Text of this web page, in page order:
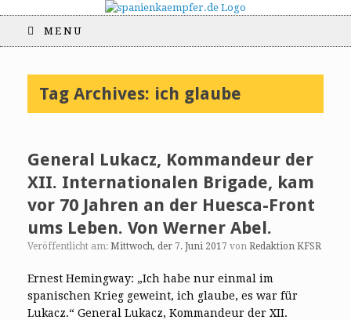
MENU
Tag Archives: ich glaube
General Lukacz, Kommandeur der
XII. Internationalen Brigade, kam
vor 70 Jahren an der Huesca-Front
ums Leben. Von Werner Abel.
Veröffentlicht am: Mittwoch, der 7. Juni 2017 von Redaktion KFSR
Ernest Hemingway: „Ich habe nur einmal im
spanischen Krieg geweint, ich glaube, es war für
Lukacz.“ General Lukacz, Kommandeur der XII.